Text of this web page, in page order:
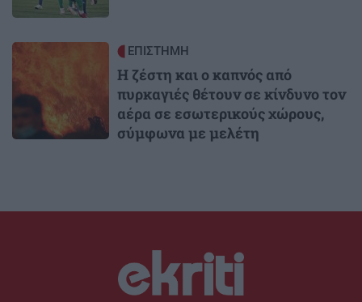
ΕΠΙΣΤΗΜΗ
Η ζέστη και ο καπνός από
πυρκαγιές θέτουν σε κίνδυνο τον
αέρα σε εσωτερικούς χώρους,
σύμφωνα με μελέτη